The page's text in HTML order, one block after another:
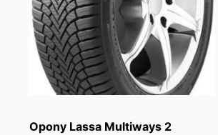
Opony Lassa Multiways 2